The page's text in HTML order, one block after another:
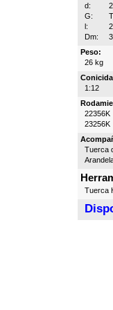
d:
G:
l:
Dm:
Peso:
26 kg
1:12
22356K
23256K
Tuerca
Tuerca